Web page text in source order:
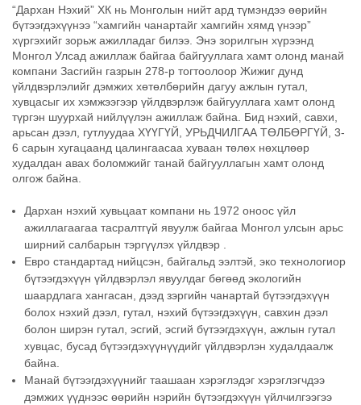
“Дархан Нэхий” ХК нь Монголын нийт ард түмэндээ өөрийн
бүтээгдэхүүнээ “хамгийн чанартайг хамгийн хямд үнээр”
хүргэхийг зорьж ажилладаг билээ. Энэ зорилгын хүрээнд
Монгол Улсад ажиллаж байгаа байгууллага хамт олонд манай
компани Засгийн газрын 278-р тогтоолоор Жижиг дунд
үйлдвэрлэлийг дэмжих хөтөлбөрийн дагуу ажлын гутал,
хувцасыг их хэмжээгээр үйлдвэрлэж байгууллага хамт олонд
түргэн шуурхай нийлүүлэн ажиллаж байна. Бид нэхий, савхи,
арьсан дээл, гутлуудаа ХҮҮГҮЙ, УРЬДЧИЛГАА ТӨЛБӨРГҮЙ, 3-
6 сарын хугацаанд цалингаасаа хуваан төлөх нөхцлөөр
худалдан авах боломжийг танай байгууллагын хамт олонд
олгож байна.
Дархан нэхий хувьцаат компани нь 1972 оноос үйл
ажиллагаагаа тасралтгүй явуулж байгаа Монгол улсын арьс
ширний салбарын тэргүүлэх үйлдвэр .
Евро стандартад нийцсэн, байгальд ээлтэй, эко технологиор
бүтээгдэхүүн үйлдвэрлэл явуулдаг бөгөөд экологийн
шаардлага хангасан, дээд зэргийн чанартай бүтээгдэхүүн
болох нэхий дээл, гутал, нэхий бүтээгдэхүүн, савхин дээл
болон ширэн гутал, эсгий, эсгий бүтээгдэхүүн, ажлын гутал
хувцас, бусад бүтээгдэхүүнүүдийг үйлдвэрлэн худалдаалж
байна.
Манай бүтээгдэхүүнийг таашаан хэрэглэдэг хэрэглэгчдээ
дэмжих үүднээс өөрийн нэрийн бүтээгдэхүүн үйлчилгээгээ